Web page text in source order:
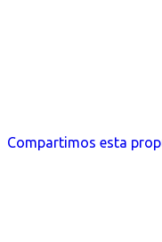
Compartimos esta